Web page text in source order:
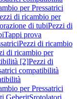
per Pressatrici
di ricambio per
di tubiPezzi di
Tappi prova
Pezzi di ricambio
di ricambio per
[2]Pezzi di
compatibilità
per Pressatrici
GeberitSrotolatori